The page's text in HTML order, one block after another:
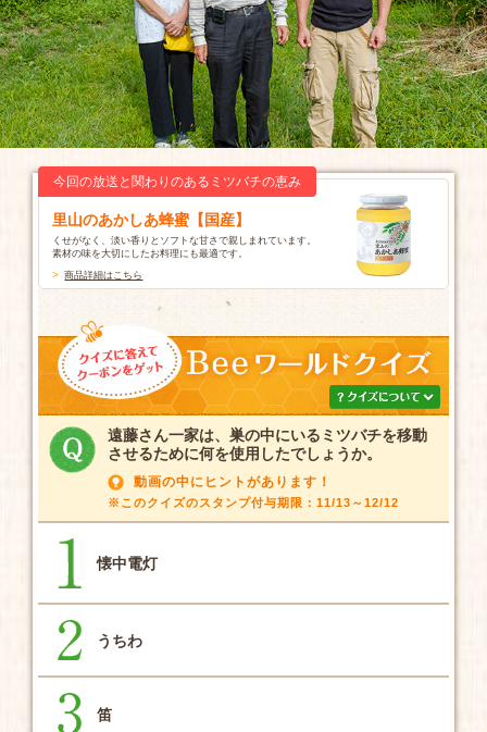
今回の放送と関わりのあるミツバチの恵み
里山のあかしあ蜂蜜【国産】
くせがなく、淡い香りとソフトな甘さで親しまれています。
素材の味を大切にしたお料理にも最適です。
商品詳細はこちら
遠藤さん一家は、巣の中にいるミツバチを移動
させるために何を使用したでしょうか。
動画の中にヒントがあります！
※このクイズのスタンプ付与期限：11/13～12/12
懐中電灯
うちわ
笛